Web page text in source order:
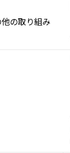
の取り組み